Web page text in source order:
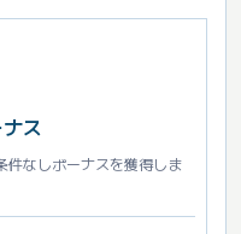
ス
なしボーナスを獲得しま